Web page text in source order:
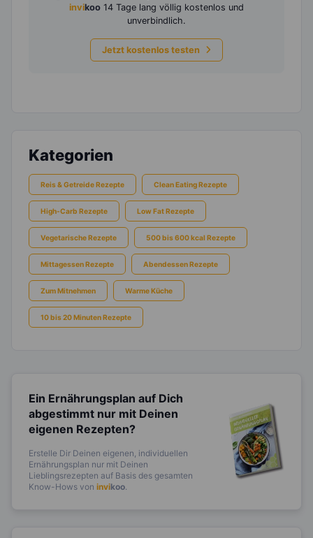
invikoo 14 Tage lang völlig kostenlos und
unverbindlich.
Jetzt kostenlos testen
Kategorien
Reis & Getreide Rezepte Clean Eating Rezepte
High-Carb Rezepte Low Fat Rezepte
Vegetarische Rezepte 500 bis 600 kcal Rezepte
Mittagessen Rezepte Abendessen Rezepte
Zum Mitnehmen Warme Küche
10 bis 20 Minuten Rezepte
Ein Ernährungsplan auf Dich
abgestimmt nur mit Deinen
eigenen Rezepten?
Erstelle Dir Deinen eigenen, individuellen
Ernährungsplan nur mit Deinen
Lieblingsrezepten auf Basis des gesamten
Know-Hows von invikoo